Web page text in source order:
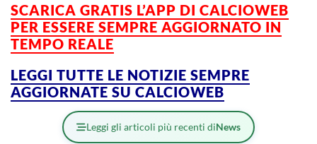
SCARICA GRATIS L’APP DI CALCIOWEB
PER ESSERE SEMPRE AGGIORNATO IN
TEMPO REALE
LEGGI TUTTE LE NOTIZIE SEMPRE
AGGIORNATE SU CALCIOWEB
Leggi gli articoli più recenti diNews